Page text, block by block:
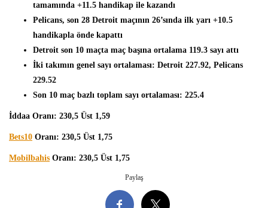
tamamında +11.5 handikap ile kazandı
Pelicans, son 28 Detroit maçının 26’sında ilk yarı +10.5
handikapla önde kapattı
Detroit son 10 maçta maç başına ortalama 119.3 sayı attı
İki takımın genel sayı ortalaması: Detroit 227.92, Pelicans
229.52
Son 10 maç bazlı toplam sayı ortalaması: 225.4
İddaa Oranı: 230,5 Üst 1,59
Bets10 Oranı: 230,5 Üst 1,75
Mobilbahis Oranı: 230,5 Üst 1,75
Paylaş